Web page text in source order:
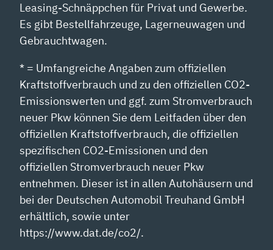
Leasing-Schnäppchen für Privat und Gewerbe.
Es gibt Bestellfahrzeuge, Lagerneuwagen und
Gebrauchtwagen.
* = Umfangreiche Angaben zum offiziellen
Kraftstoffverbrauch und zu den offiziellen CO2-
Emissionswerten und ggf. zum Stromverbrauch
neuer Pkw können Sie dem Leitfaden über den
offiziellen Kraftstoffverbrauch, die offiziellen
spezifischen CO2-Emissionen und den
offiziellen Stromverbrauch neuer Pkw
entnehmen. Dieser ist in allen Autohäusern und
bei der Deutschen Automobil Treuhand GmbH
erhältlich, sowie unter
https://www.dat.de/co2/.